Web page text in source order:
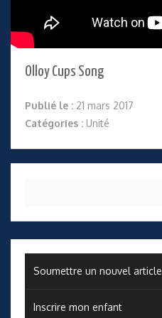
Olloy Cups Song
Publié le : 21 mars 2017
Catégories : Unité
Soumettre un nouvel article
Inscrire mon enfant